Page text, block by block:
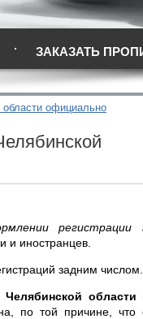
ЗАКАЗАТЬ
области официально
регистрации
и иностранцев.
задним числом.
Челябинской области
по той причине, что